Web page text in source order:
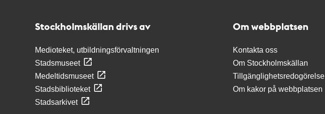
Stockholmskällan drivs av
Medioteket, utbildningsförvaltningen
Stadsmuseet
Medeltidsmuseet
Stadsbiblioteket
Stadsarkivet
Om webbplatsen
Kontakta oss
Om Stockholmskällan
Tillgänglighetsredogörelse
Om kakor på webbplatsen